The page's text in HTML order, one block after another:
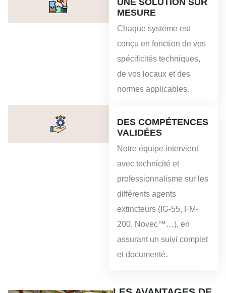
UNE SOLUTION SUR
MESURE
Chaque système est
conçu en fonction de vos
spécificités techniques,
de vos locaux et des
normes applicables.
DES COMPÉTENCES
VALIDÉES
Notre équipe intervient
avec technicité et
professionnalisme sur les
différents agents
extincteurs (IG-55, FM-
200, Novec™…), en
assurant un suivi complet
et documenté.